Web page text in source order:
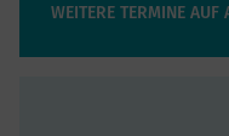
WEITERE TERMINE AUF